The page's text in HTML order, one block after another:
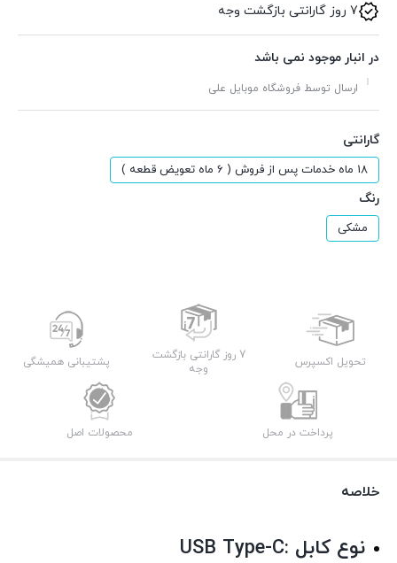
7 روز گارانتی بازگشت وجه
در انبار موجود نمی باشد
ارسال توسط فروشگاه موبایل علی
گارانتی
18 ماه خدمات پس از فروش ( 6 ماه تعویض قطعه )
رنگ
مشکی
تحویل اکسپرس
7 روز گارانتی بازگشت
وجه
پشتیبانی همیشگی
پرداخت در محل محصولات اصل
خلاصه
نوع کابل :USB Type-C